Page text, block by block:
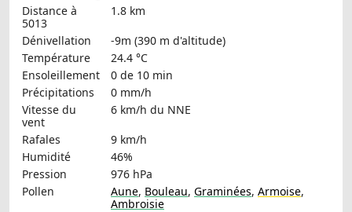
Distance à
5013
1.8 km
Dénivellation
-9m (390 m d'altitude)
Température
24.4 °C
Ensoleillement
0 de 10 min
Précipitations
0 mm/h
Vitesse du
vent
6 km/h du NNE
Rafales
9 km/h
Humidité
46%
Pression
976 hPa
Pollen
Aune, Bouleau, Graminées, Armoise,
Ambroisie